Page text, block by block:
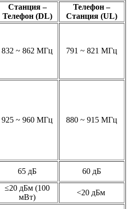
Станция –
Телефон (DL)
Телефон –
Станция (UL)
832 ~ 862 МГц 791 ~ 821 МГц
925 ~ 960 МГц 880 ~ 915 МГц
65 дБ
60 дБ
≤20 дБм (100
мВт)
<20 дБм